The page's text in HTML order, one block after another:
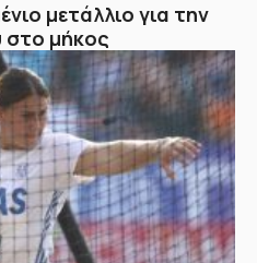
μετάλλιο για την
μήκος